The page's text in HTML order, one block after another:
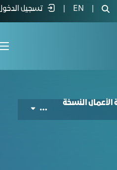
الأعمال النسخة
EN تسجيل
الأعمال النسخة